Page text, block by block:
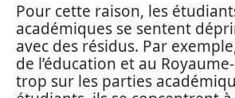
Pour cette raison, les
académiques se sentent
avec des résidus. Par
de l’éducation et au
trop sur les parties